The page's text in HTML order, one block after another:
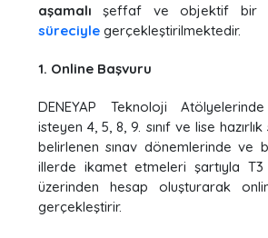
aşamalı şeffaf ve objektif bir
süreciyle gerçekleştirilmektedir.
1. Online Başvuru
DENEYAP Teknoloji
isteyen 4, 5, 8, 9. sınıf ve lise hazırlık
belirlenen sınav dönemlerinde ve
illerde ikamet etmeleri şartıyla
üzerinden hesap oluşturarak
gerçekleştirir.